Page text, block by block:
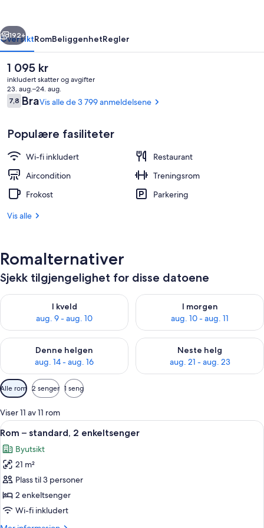
2 restauranter: frokost, lunsj og
Neste
192+
OversiktRomBeliggenhetRegler
Den
nåværende
prisen
er
1 095 kr
1 095 kr
inkludert skatter og avgifter
23. aug.–24. aug.
Anmeldelser
7,87,8 av 10 –
BraVis alle de 3 799 anmeldelsene
Populære fasiliteter
Wi-fi inkludert
Restaurant
Aircondition
Treningsrom
Frokost
Parkering
Vis alle
Romalternativer
Sjekk tilgjengelighet for disse datoene
I kveld
aug. 9 - aug. 10
Sjekk tilgjengelighet for i kveld, aug. 9 - aug. 10
I morgen
aug. 10 - aug. 11
Sjekk tilgjengelighet for i
Denne helgen
aug. 14 - aug. 16
Sjekk tilgjengelighet for denne helgen, aug. 14 - aug. 16
Neste helg
aug. 21 - aug. 23
Sjekk tilgjengelighet for
Tilgjengelige
filtre
for
rom
Alle rom 2 senger 1 seng
Viser 11 av 11 rom
Åpne
alle
bildene
av
Rom
–
standard,
Rom – standard, 2 enkeltsenger | 1
7
Rom – standard, 2 enkeltsenger
Byutsikt
21 m²
Plass til 3 personer
2 enkeltsenger
Wi-fi inkludert